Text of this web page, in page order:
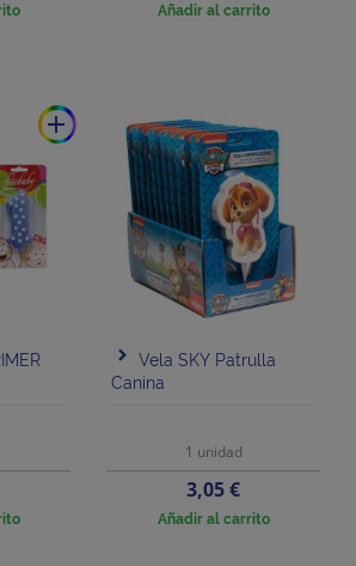
Añadir al carrito
add
Vela SKY Patrulla
Canina
1 unidad
Precio
3,05 €
Añadir al carrito